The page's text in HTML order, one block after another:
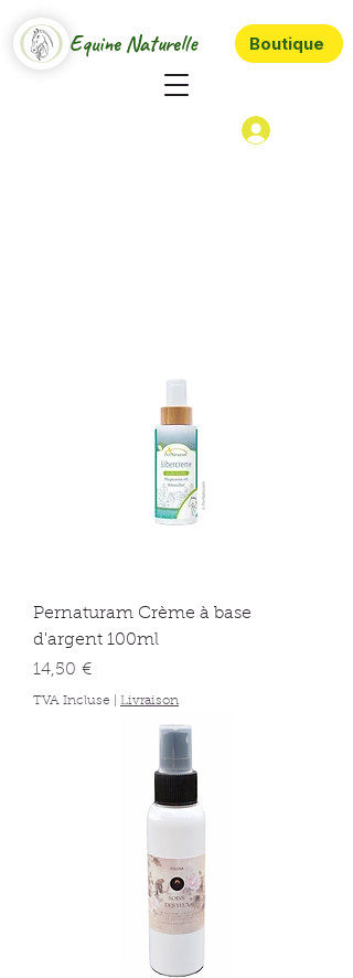
Equine Naturelle Boutique
Pernaturam Crème à base
d'argent 100ml
Prix
14,50 €
TVA Incluse Livraison